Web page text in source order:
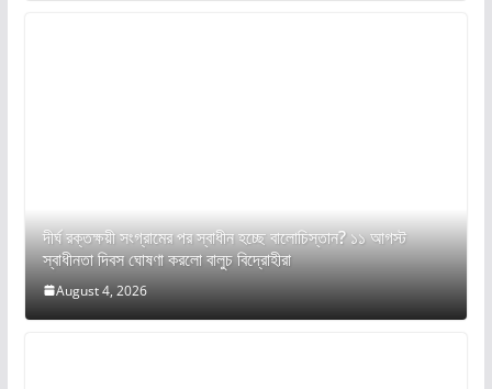
দীর্ঘ রক্তক্ষয়ী সংগ্রামের পর স্বাধীন হচ্ছে বালোচিস্তান? ১১ আগস্ট
স্বাধীনতা দিবস ঘোষণা করলো বালুচ বিদ্রোহীরা
August 4, 2026